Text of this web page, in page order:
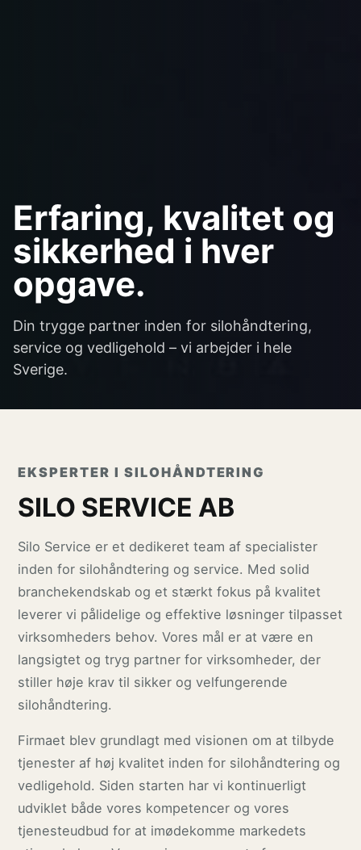
Erfaring, kvalitet og
sikkerhed i hver
opgave.
Din trygge partner inden for silohåndtering,
service og vedligehold – vi arbejder i hele
Sverige.
EKSPERTER I SILOHÅNDTERING
SILO SERVICE AB
Silo Service er et dedikeret team af specialister
inden for silohåndtering og service. Med solid
branchekendskab og et stærkt fokus på kvalitet
leverer vi pålidelige og effektive løsninger tilpasset
virksomheders behov. Vores mål er at være en
langsigtet og tryg partner for virksomheder, der
stiller høje krav til sikker og velfungerende
silohåndtering.
Firmaet blev grundlagt med visionen om at tilbyde
tjenester af høj kvalitet inden for silohåndtering og
vedligehold. Siden starten har vi kontinuerligt
udviklet både vores kompetencer og vores
tjenesteudbud for at imødekomme markedets